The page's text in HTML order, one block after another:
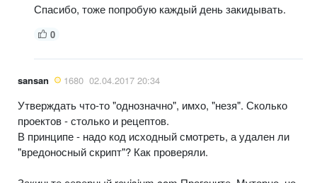
Спасибо, тоже попробую каждый день закидывать.
0
sansan 1680 02.04.2017 20:34
Утверждать что-то "однозначно", имхо, "незя". Сколько
проектов - столько и рецептов.
В принципе - надо код исходный смотреть, а удален ли
"вредоносный скрипт"? Как проверяли.